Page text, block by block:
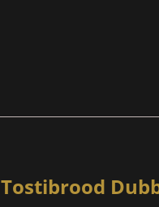
Tostibrood